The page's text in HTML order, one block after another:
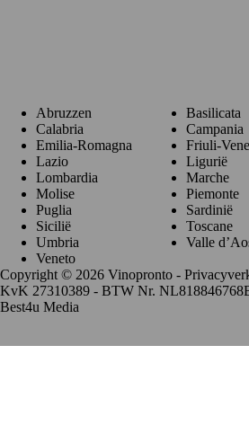
Abruzzen
Basilicata
Calabria
Campania
Emilia-Romagna
Friuli-
Lazio
Ligurië
Lombardia
Marche
Molise
Piemonte
Puglia
Sardinië
Sicilië
Toscane
Umbria
Valle
Veneto
Copyright © 2026 Vinopronto -
KvK 27310389 - BTW Nr.
Best4u Media